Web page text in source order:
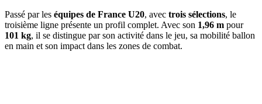
Passé par les équipes de France U20, avec trois sélections, le
troisième ligne présente un profil complet. Avec son 1,96 m pour
101 kg, il se distingue par son activité dans le jeu, sa mobilité ballon
en main et son impact dans les zones de combat.